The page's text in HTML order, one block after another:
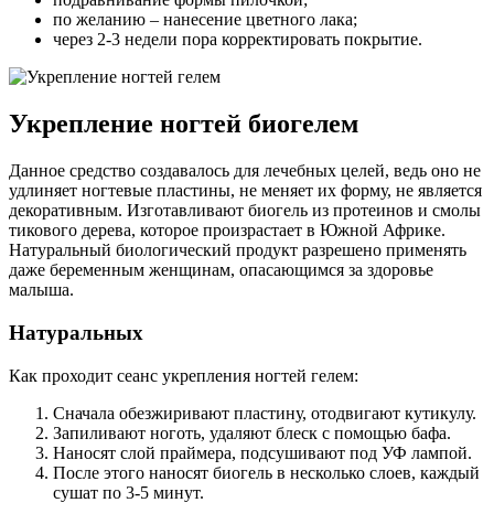
по желанию – нанесение цветного лака;
через 2-3 недели пора корректировать покрытие.
Укрепление ногтей биогелем
Данное средство создавалось для лечебных целей, ведь оно не
удлиняет ногтевые пластины, не меняет их форму, не является
декоративным. Изготавливают биогель из протеинов и смолы
тикового дерева, которое произрастает в Южной Африке.
Натуральный биологический продукт разрешено применять
даже беременным женщинам, опасающимся за здоровье
малыша.
Натуральных
Как проходит сеанс укрепления ногтей гелем:
Сначала обезжиривают пластину, отодвигают кутикулу.
Запиливают ноготь, удаляют блеск с помощью бафа.
Наносят слой праймера, подсушивают под УФ лампой.
После этого наносят биогель в несколько слоев, каждый
сушат по 3-5 минут.